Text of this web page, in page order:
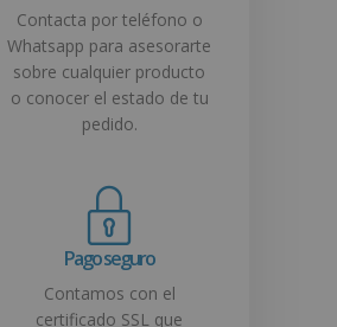
Contacta por teléfono o
Whatsapp para asesorarte
sobre cualquier producto
o conocer el estado de tu
pedido.
Pago seguro
Contamos con el
certificado SSL que